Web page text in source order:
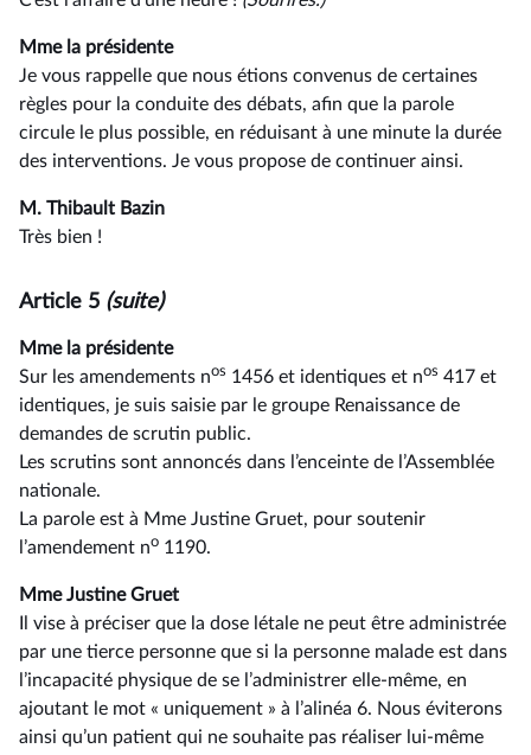
Mme la présidente
Je vous rappelle que nous étions convenus de certaines
règles pour la conduite des débats, afin que la parole
circule le plus possible, en réduisant à une minute la durée
des interventions. Je vous propose de continuer ainsi.
M. Thibault Bazin
Très bien !
Article 5 (suite)
Mme la présidente
Sur les amendements nos 1456 et identiques et nos 417 et
identiques, je suis saisie par le groupe Renaissance de
demandes de scrutin public.
Les scrutins sont annoncés dans l’enceinte de l’Assemblée
nationale.
La parole est à Mme Justine Gruet, pour soutenir
l’amendement no 1190.
Mme Justine Gruet
Il vise à préciser que la dose létale ne peut être administrée
par une tierce personne que si la personne malade est dans
l’incapacité physique de se l’administrer elle-même, en
ajoutant le mot « uniquement » à l’alinéa 6. Nous éviterons
ainsi qu’un patient qui ne souhaite pas réaliser lui-même